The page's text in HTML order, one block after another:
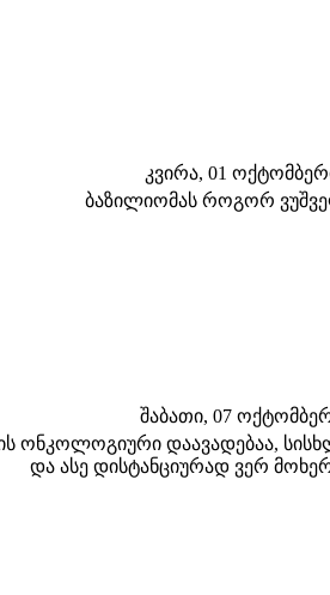
კვირა, 01
ბაზილიომას როგორ
შაბათი, 07
ონკოლოგიური დაავადებაა,
და ასე დისტანციურად ვერ